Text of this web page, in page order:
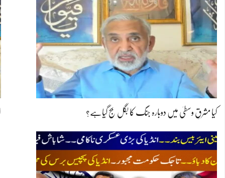
کیا مشرقِ وسطیٰ میں دوبارہ جنگ کا بگل بج گیاہے؟